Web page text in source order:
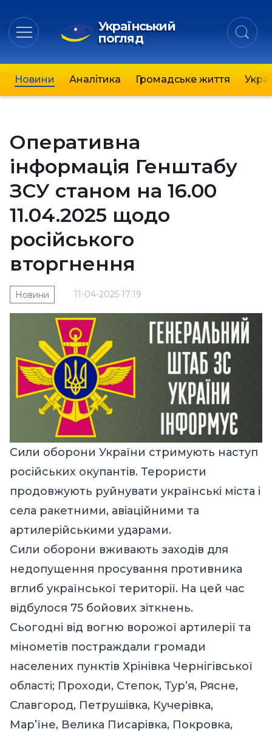
Український
погляд
Новини Аналітика Громадське життя
Оперативна
інформація Генштабу
ЗСУ станом на 16.00
11.04.2025 щодо
російського
вторгнення
11-04-2025 17:19
Новини
Сили оборони України стримують наступ
російських окупантів. Терористи
продовжують руйнувати українські міста і
села ракетними, авіаційними та
артилерійськими ударами.
Сили оборони вживають заходів для
недопущення просування противника
вглиб української території. На цей час
відбулося 75 бойових зіткнень.
Сьогодні від вогню ворожої артилерії та
мінометів постраждали громади
населених пунктів Хрінівка Чернігівської
області; Проходи, Степок, Тур’я, Рясне,
Славгород, Петрушівка, Кучерівка,
Мар’їне, Велика Писарівка, Покровка,